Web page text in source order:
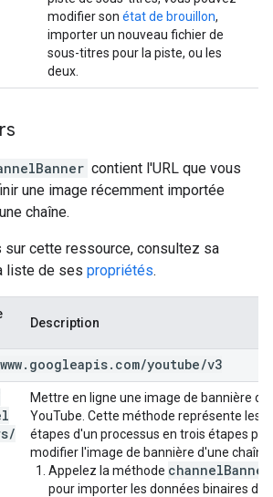
modifier son état de brouillon,
importer un nouveau fichier de
sous-titres pour la piste, ou les
deux.
contient l'URL que vous
une image récemment importée
chaîne.
sur cette ressource, consultez sa
liste de ses propriétés.
Description
www. googleapis. com/youtube/v3
/
Mettre en ligne une image de bannière de
YouTube. Cette méthode représente les
étapes d'un processus en trois étapes
modifier l'image de bannière d'une chaîne
Appelez la méthode
pour importer les données binaires de